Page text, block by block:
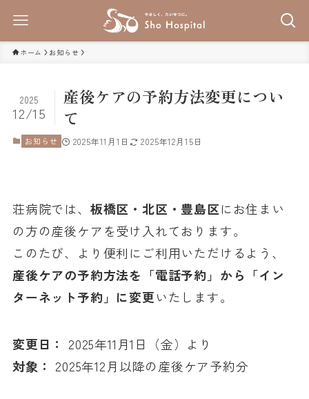
ホーム お知らせ
産後ケアの予約方法変更につい
て
2025
12/15
お知らせ 2025年11月1日 2025年12月15日
荘病院では、 板橋区・北区・豊島区にお住まい
の方の産後ケアを受け入れております。
このたび、より便利にご利用いただけるよう、
産後ケアの予約方法を「電話予約」から「イン
ターネット予約」に変更いたします。
変更日：
2025年11月1日（金）より
対象： 2025年12月以降の産後ケア予約分